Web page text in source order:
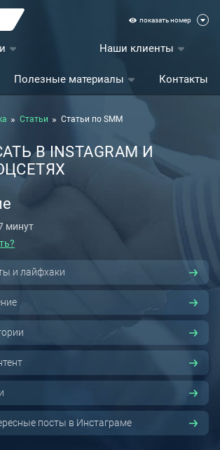
показать номер
Наши клиенты
Полезные материалы Контакты
Статьи Статьи по SMM
В INSTAGRAM И
минут
и лайфхаки
посты в Инстаграме